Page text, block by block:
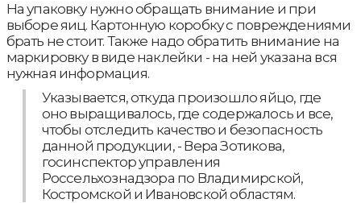
На упаковку нужно обращать внимание и при
выборе яиц. Картонную коробку с повреждениями
брать не стоит. Также надо обратить внимание на
маркировку в виде наклейки - на ней указана вся
нужная информация.
Указывается, откуда произошло яйцо, где
оно выращивалось, где содержалось и все,
чтобы отследить качество и безопасность
данной продукции, - Вера Зотикова,
госинспектор управления
Россельхознадзора по Владимирской,
Костромской и Ивановской областям.